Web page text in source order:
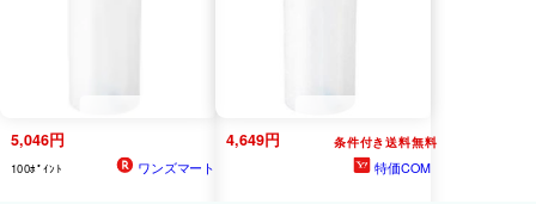
5,046円
100ﾎﾟｲﾝﾄ ワンズマート
4,649円 条件付き送料無料
特価COM